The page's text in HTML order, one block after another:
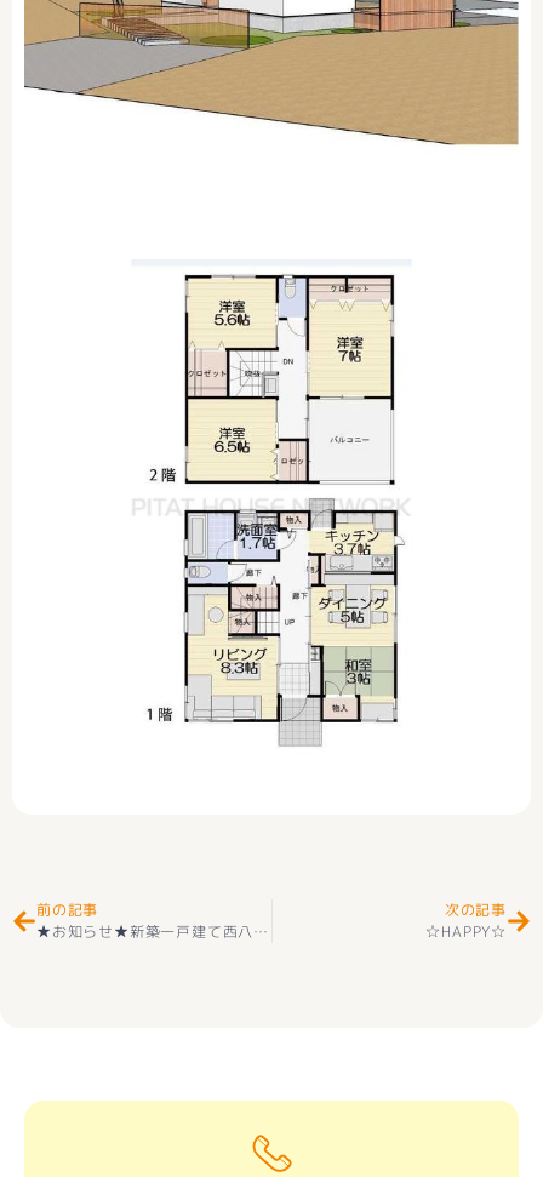
前の記事
★お知らせ★新築一戸建て西八代郡市川三郷町 上野 （芦川駅 ） 2階建 ３ＳＬＤＫ ちょうどいいサイズとちょうどいい価格(^^♪
次の記事
☆HAPPY☆